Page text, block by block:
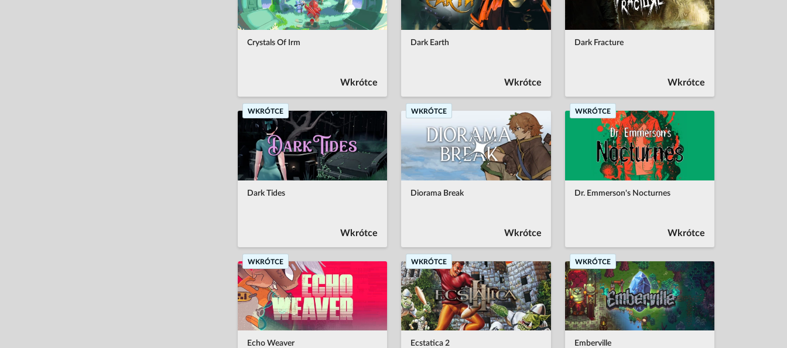
Crystals Of Irm
Wkrótce
Dark Earth
Wkrótce
Dark Fracture
Wkrótce
WKRÓTCE
Dark Tides
Wkrótce
WKRÓTCE
Diorama Break
Wkrótce
WKRÓTCE
Dr. Emmerson's Nocturnes
Wkrótce
WKRÓTCE
Echo Weaver
WKRÓTCE
Ecstatica 2
WKRÓTCE
Emberville